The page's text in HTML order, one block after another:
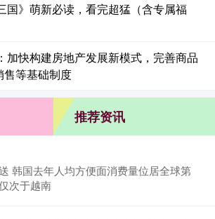
国》萌新必读，看完超猛（含专属福
加快构建房地产发展新模式，完善商品
售等基础制度
推荐资讯
韩国去年人均方便面消费量位居全球第
次于越南